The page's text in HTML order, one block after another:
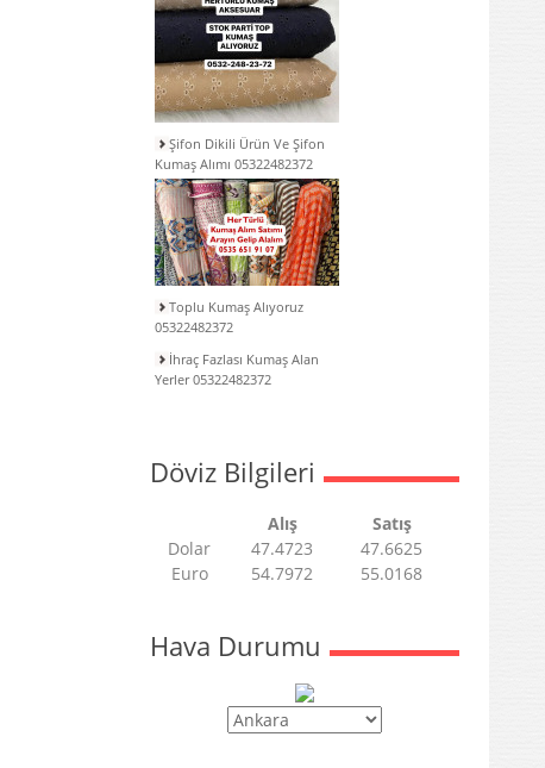
Şifon Dikili Ürün Ve Şifon
Kumaş Alımı 05322482372
Toplu Kumaş Alıyoruz
05322482372
İhraç Fazlası Kumaş Alan
Yerler 05322482372
Döviz Bilgileri
Alış
Satış
Dolar
47.4723
47.6625
Euro
54.7972 55.0168
Hava Durumu